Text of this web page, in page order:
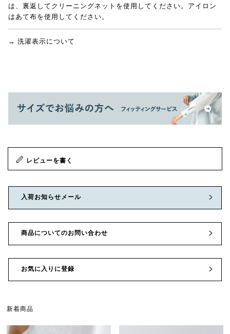
は、裏返してクリーニングネットを使用してください。アイロン
はあて布を使用してください。
→ 洗濯表示について
レビューを書く
入荷お知らせメール
商品についてのお問い合わせ
お気に入りに登録
新着商品